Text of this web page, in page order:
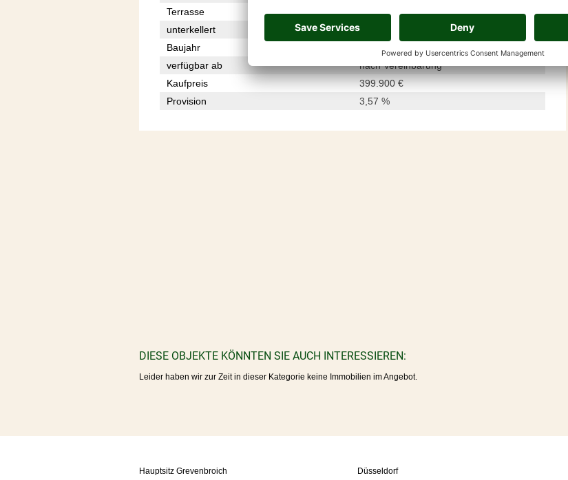
Terrasse
Ja
unterkellert
teilweise
Baujahr
verfügbar ab
nach Vereinbarung
Kaufpreis
399.900 €
Provision
3,57 %
DIESE OBJEKTE KÖNNTEN SIE AUCH INTERESSIEREN:
Leider haben wir zur Zeit in dieser Kategorie keine Immobilien im Angebot.
Hauptsitz Grevenbroich Düsseldorf